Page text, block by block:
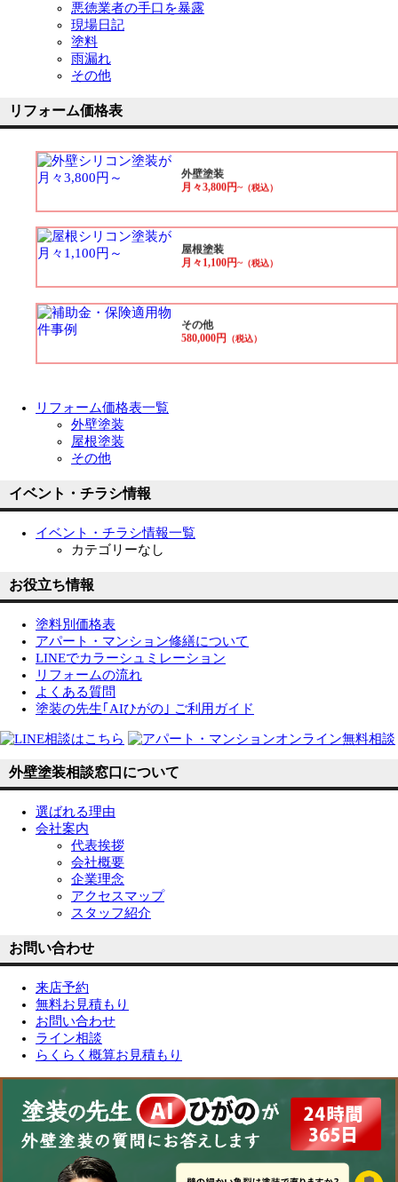
悪徳業者の手口を暴露
現場日記
塗料
雨漏れ
その他
リフォーム価格表
外壁塗装
月々3,800円~（税込）
屋根塗装
月々1,100円~（税込）
その他
580,000円 （税込）
リフォーム価格表一覧
外壁塗装
屋根塗装
その他
イベント・チラシ情報
イベント・チラシ情報一覧
カテゴリーなし
お役立ち情報
塗料別価格表
アパート・マンション修繕について
LINEでカラーシュミレーション
リフォームの流れ
よくある質問
塗装の先生｢AIひがの｣ ご利用ガイド
外壁塗装相談窓口について
選ばれる理由
会社案内
代表挨拶
会社概要
企業理念
アクセスマップ
スタッフ紹介
お問い合わせ
来店予約
無料お見積もり
お問い合わせ
ライン相談
らくらく概算お見積もり